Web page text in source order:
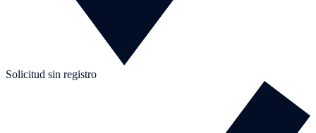
Solicitud sin registro